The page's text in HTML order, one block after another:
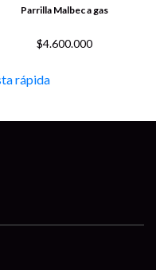
Parrilla Malbec a gas
$4.600.000
rápida